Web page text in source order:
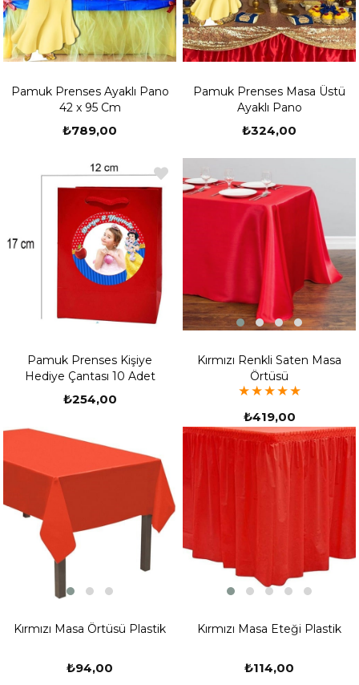
Pamuk Prenses Ayaklı Pano
42 x 95 Cm
₺789,00
Pamuk Prenses Masa Üstü
Ayaklı Pano
₺324,00
Pamuk Prenses Kişiye
Hediye Çantası 10 Adet
₺254,00
Kırmızı Renkli Saten Masa
Örtüsü
★★★★★
₺419,00
Kırmızı Masa Örtüsü Plastik
₺94,00
Kırmızı Masa Eteği Plastik
₺114,00